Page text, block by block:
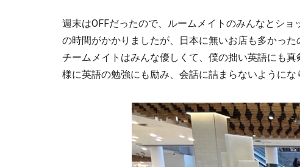
週末はOFFだったので、ルームメイトのみんなとシ
の時間がかかりましたが、日本に無いお店も多かった
チームメイトはみんな優しくて、僕の拙い英語にも
様に英語の勉強にも励み、会話に詰まらないようにな